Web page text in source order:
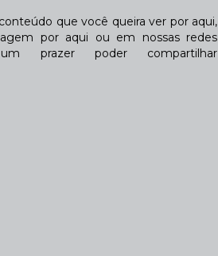
que você queira ver por aqui,
por aqui ou em nossas redes
prazer poder compartilhar